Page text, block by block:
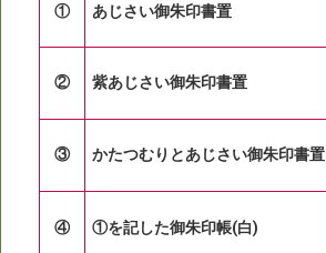
① あじさい御朱印書置
② 紫あじさい御朱印書置
③ かたつむりとあじさい御朱印書置
④ ①を記した御朱印帳(白)